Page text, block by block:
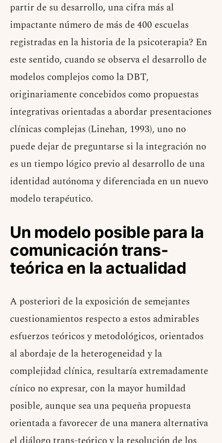
partir de su desarrollo, una cifra más al
impactante número de más de 400 escuelas
registradas en la historia de la psicoterapia? En
este sentido, cuando se observa el desarrollo de
modelos complejos como la DBT,
originariamente concebidos como propuestas
integrativas orientadas a abordar presentaciones
clínicas complejas (Linehan, 1993), uno no
puede dejar de preguntarse si la integración no
es un tiempo lógico previo al desarrollo de una
identidad autónoma y diferenciada en un nuevo
modelo terapéutico.
Un modelo posible para la
comunicación trans-
teórica en la actualidad
A posteriori de la exposición de semejantes
cuestionamientos respecto a estos admirables
esfuerzos teóricos y metodológicos, orientados
al abordaje de la heterogeneidad y la
complejidad clínica, resultaría extremadamente
cínico no expresar, con la mayor humildad
posible, aunque sea una pequeña propuesta
orientada a favorecer de una manera alternativa